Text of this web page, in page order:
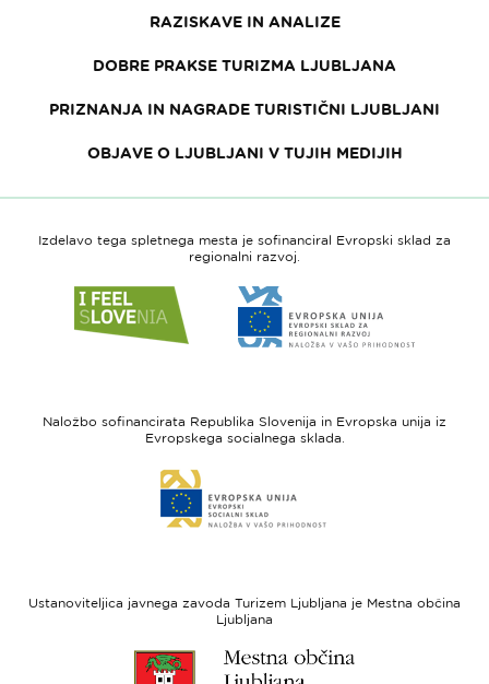
RAZISKAVE IN ANALIZE
DOBRE PRAKSE TURIZMA LJUBLJANA
PRIZNANJA IN NAGRADE TURISTIČNI LJUBLJANI
OBJAVE O LJUBLJANI V TUJIH MEDIJIH
Izdelavo tega spletnega mesta je sofinanciral Evropski sklad za
regionalni razvoj.
do
spletne
Slovenia
do
spletne
-
regionalni
Naložbo sofinancirata Republika Slovenija in Evropska unija iz
Evropskega socialnega sklada.
do
spletne
sklad
Ustanoviteljica javnega zavoda Turizem Ljubljana je Mestna občina
Ljubljana